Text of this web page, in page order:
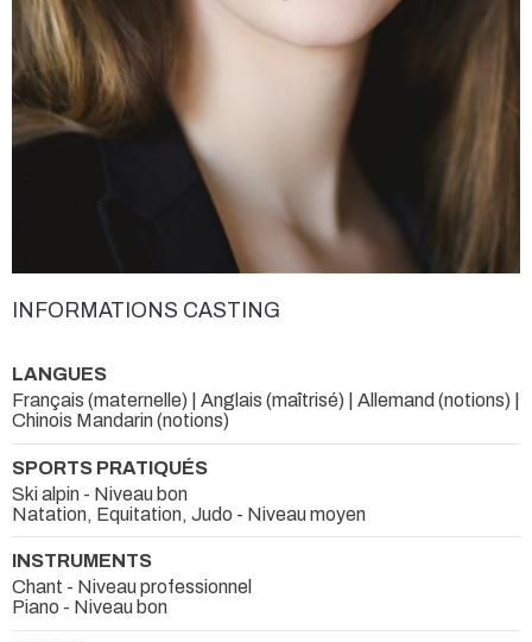
INFORMATIONS CASTING
LANGUES
Français (maternelle) | Anglais (maîtrisé) | Allemand (notions) |
Chinois Mandarin (notions)
SPORTS PRATIQUÉS
Ski alpin - Niveau bon
Natation, Equitation, Judo - Niveau moyen
INSTRUMENTS
Chant - Niveau professionnel
Piano - Niveau bon